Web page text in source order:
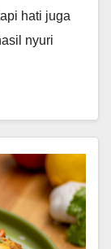
hati juga
nyuri